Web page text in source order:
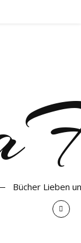
Bücher Lieben